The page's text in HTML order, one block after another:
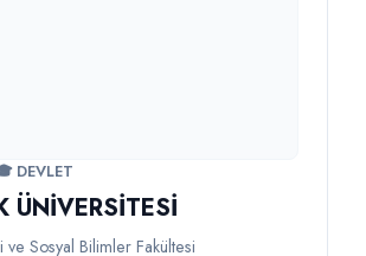
DEVLET
ÜNİVERSİTESİ
Sosyal Bilimler Fakültesi